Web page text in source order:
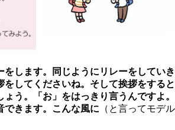
をします。同じようにリレーをしていき
をしてくださいね。そして挨拶をすると
う。「お」をはっきり言うんですよ。
できます。こんな風に （と言ってモデル